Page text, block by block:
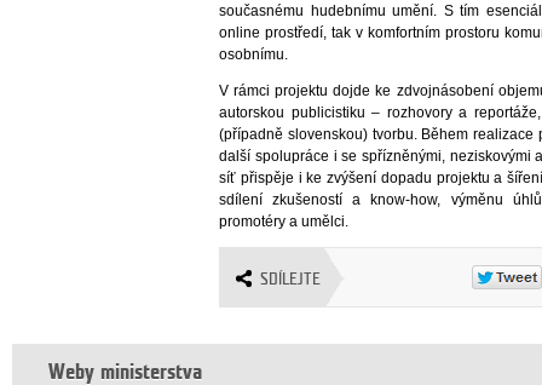
současnému hudebnímu umění. S tím
online prostředí, tak v komfortním prostoru
osobnímu.
V rámci projektu dojde ke zdvojnásobení
autorskou publicistiku – rozhovory a
(případně slovenskou) tvorbu. Během
další spolupráce i se spřízněnými, neziskovými
síť přispěje i ke zvýšení dopadu projektu a
sdílení zkušeností a know-how, výměnu
promotéry a umělci.
SDÍLEJTE
Weby ministerstva